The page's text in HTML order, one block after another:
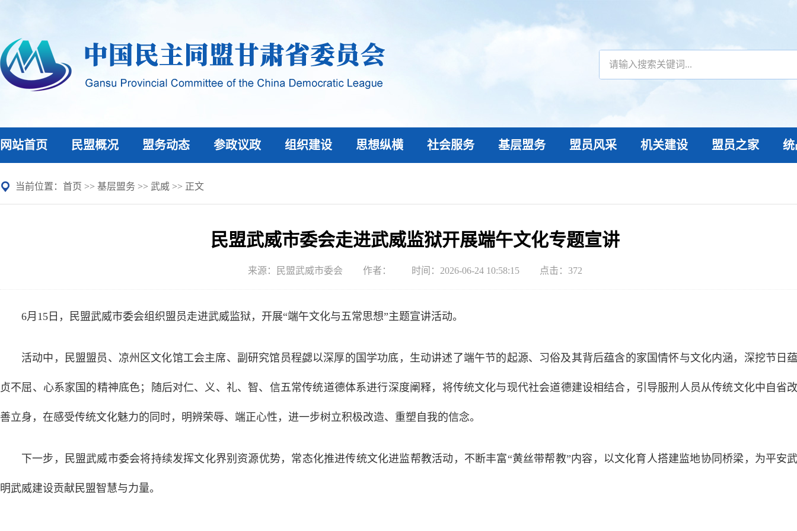
网站首页 民盟概况 盟务动态 参政议政 组织建设 思想纵横 社会服务 基层盟务 盟员风采 机关建设 盟员之家 统
当前位置： 首页 >> 基层盟务 >> 武威 >> 正文
民盟武威市委会走进武威监狱开展端午文化专题宣讲
来源：民盟武威市委会 作者： 时间：2026-06-24 10:58:15 点击： 372
6月15日，民盟武威市委会组织盟员走进武威监狱，开展“端午文化与五常思想”主题宣讲活动。
活动中，民盟盟员、凉州区文化馆工会主席、副研究馆员程勰以深厚的国学功底，生动讲述了端午节的起源、习俗及其背后蕴含的家国情怀与文化内涵，深挖节日
贞不屈、心系家国的精神底色；随后对仁、义、礼、智、信五常传统道德体系进行深度阐释，将传统文化与现代社会道德建设相结合，引导服刑人员从传统文化中自省
善立身，在感受传统文化魅力的同时，明辨荣辱、端正心性，进一步树立积极改造、重塑自我的信念。
下一步，民盟武威市委会将持续发挥文化界别资源优势，常态化推进传统文化进监帮教活动，不断丰富“黄丝带帮教”内容，以文化育人搭建监地协同桥梁，为平安
明武威建设贡献民盟智慧与力量。